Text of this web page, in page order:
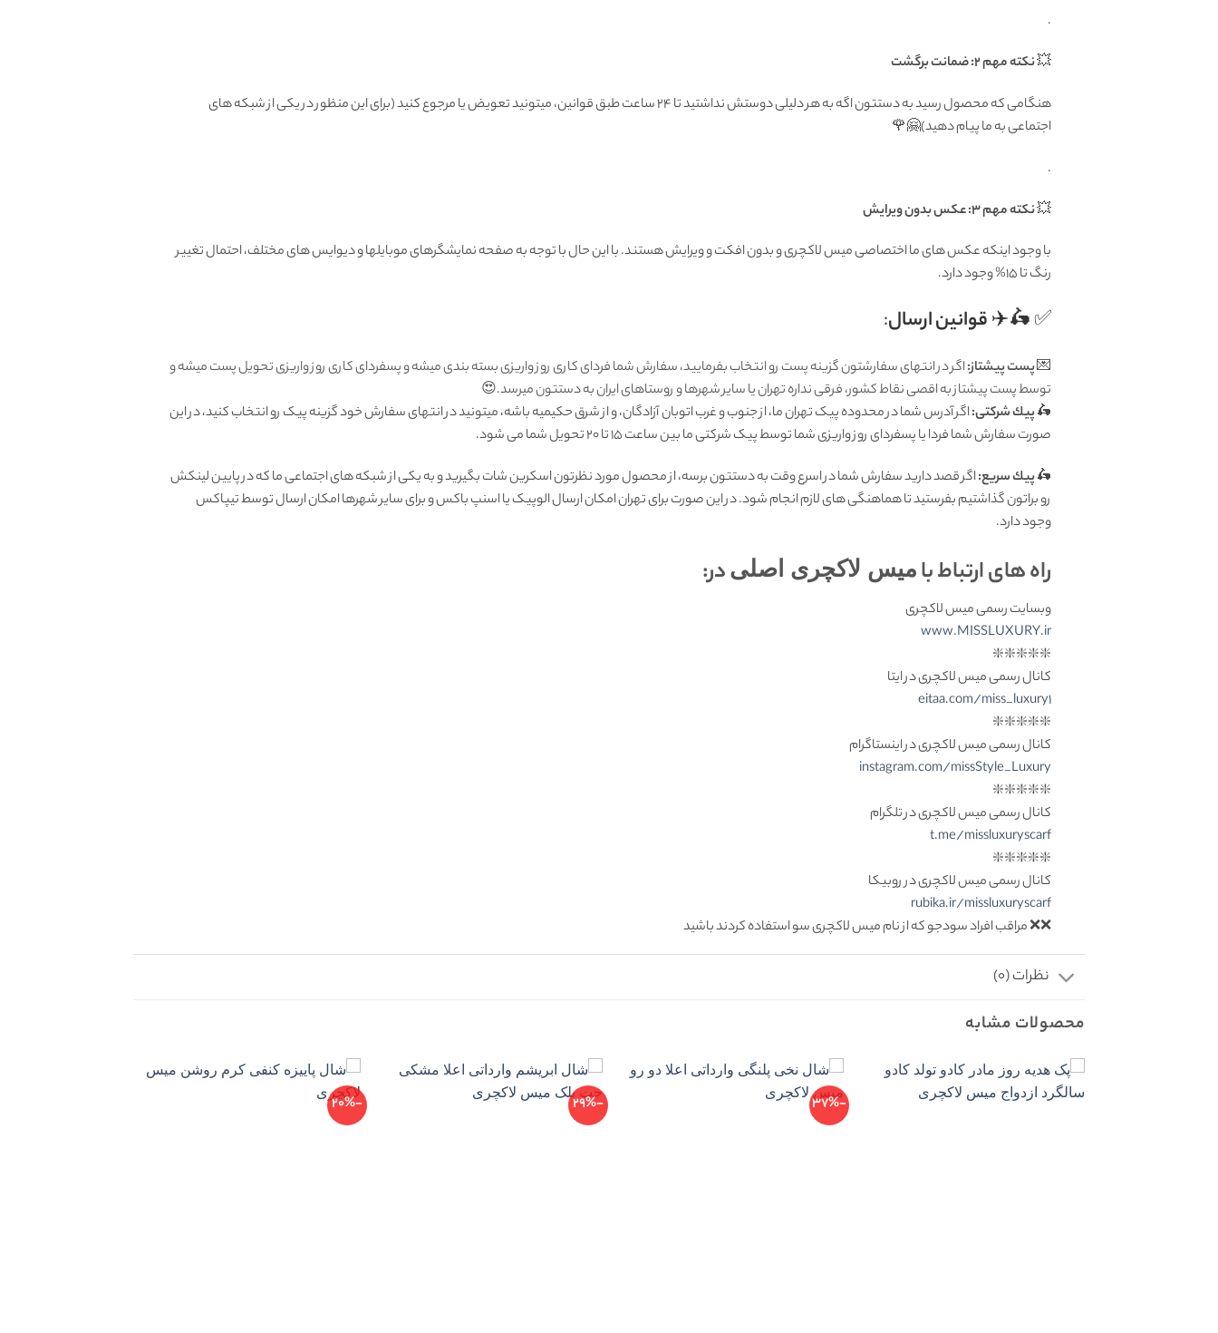
.
💥نکته مهم 2: ضمانت برگشت
هنگامی که محصول رسید به دستتون اگه به هر دلیلی دوستش نداشتید تا ۲۴ ساعت طبق قوانین، میتونید تعویض یا مرجوع کنید (برای این منظور در یکی از شبکه های
اجتماعی به ما پیام دهید)🤗🌹
.
💥نکته مهم 3: عکس بدون ویرایش
با وجود اینکه عکس های ما اختصاصی میس لاکچری و بدون افکت و ویرایش هستند. با این حال با توجه به صفحه نمایشگرهای موبایلها و دیوایس های مختلف، احتمال تغییر
رنگ تا 15% وجود دارد.
✅ 🛵✈️قوانين ارسال:
💌پست پیشتاز:اگر در انتهای سفارشتون گزینه پست رو انتخاب بفرمایید، سفارش شما فردای کاری روز واریزی بسته بندی میشه و پسفردای کاری روز واریزی تحویل پست میشه و
توسط پست پیشتاز به اقصی نقاط کشور، فرقی نداره تهران یا سایر شهرها و روستاهای ایران به دستتون میرسد.😍
🛵پيك شرکتی:اگر آدرس شما در محدوده پیک تهران ما، از جنوب و غرب اتوبان آزادگان، و از شرق حکیمیه باشه، میتونید در انتهای سفارش خود گزینه پیک رو انتخاب کنید، در این
صورت سفارش شما فردا یا پسفردای روز واريزى شما توسط پیک شرکتی ما بين ساعت ۱۵ تا ٢٠ تحويل شما مى شود.
🛵پيك سریع:اگر قصد دارید سفارش شما در اسرع وقت به دستتون برسه، از محصول مورد نظرتون اسکرین شات بگیرید و به یکی از شبکه های اجتماعی ما که در پایین لینکش
رو براتون گذاشتیم بفرستید تا هماهنگی های لازم انجام شود. در این صورت برای تهران امکان ارسال الوپیک یا اسنپ باکس و برای سایر شهرها امکان ارسال توسط تیپاکس
وجود دارد.
راه های ارتباط با میس لاکچری اصلی در:
وبسایت رسمی میس لاکچری
www.MISSLUXURY.ir
❇️❇️❇️❇️❇️
کانال رسمی میس لاکچری در ایتا
eitaa.com/miss_luxury1
❇️❇️❇️❇️❇️
کانال رسمی میس لاکچری در اینستاگرام
instagram.com/missStyle_Luxury
❇️❇️❇️❇️❇️
کانال رسمی میس لاکچری در تلگرام
t.me/missluxuryscarf
❇️❇️❇️❇️❇️
کانال رسمی میس لاکچری در روبیکا
rubika.ir/missluxuryscarf
❌❌ مراقب افراد سودجو که از نام میس لاکچری سو استفاده کردند باشید
نظرات (0)
محصولات مشابه
-37%
-29%
-20%